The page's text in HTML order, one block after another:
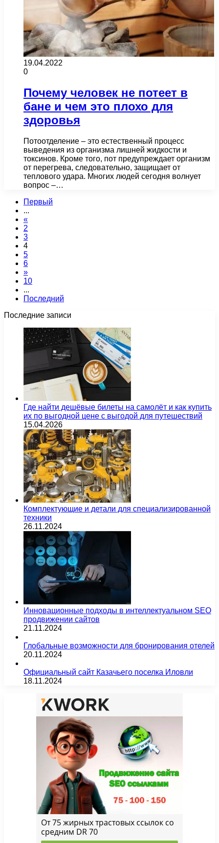
19.04.2022
0
Почему человек не потеет в
бане и чем это плохо для
здоровья
Потоотделение – это естественный процесс
выведения из организма лишней жидкости и
токсинов. Кроме того, пот предупреждает организм
от перегрева, следовательно, защищает от
теплового удара. Многих людей сегодня волнует
вопрос –…
Первый
...
«
2
3
4
5
6
»
10
...
Последний
Последние записи
Где найти дешёвые билеты на самолёт и как купить
их по выгодной цене с выгодой для путешествий
15.04.2026
Комплектующие и детали для специализированной
техники
26.11.2024
Инновационные подходы в интеллектуальном SEO
продвижении сайтов
21.11.2024
Глобальные возможности для бронирования отелей
20.11.2024
Официальный сайт Казачьего поселка Иловли
18.11.2024